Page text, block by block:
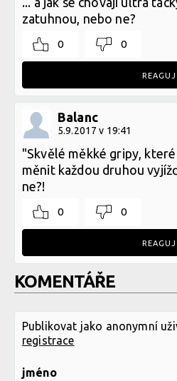
zatuhnou, nebo ne?
0 0
REAGUJ
Balanc
5.9.2017 v 19:41
"Skvělé měkké gripy,
měnit každou druhou
ne?!
0 0
REAGUJ
KOMENTÁŘE
Publikovat jako anonymní
registrace
jméno